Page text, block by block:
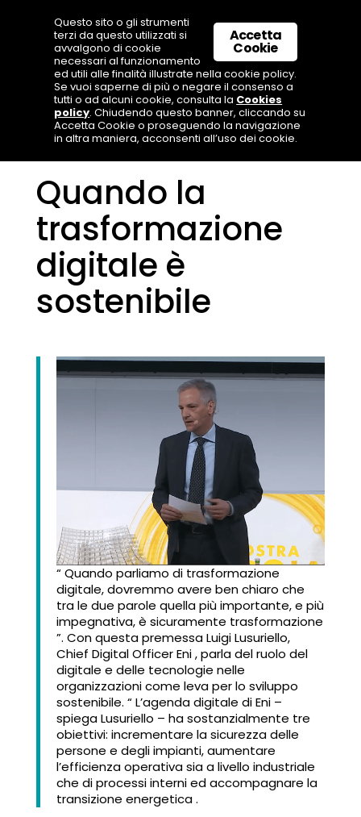
Quando la
trasformazione
digitale è
sostenibile
“ Quando parliamo di trasformazione
digitale, dovremmo avere ben chiaro che
tra le due parole quella più importante, e più
impegnativa, è sicuramente trasformazione
”. Con questa premessa Luigi Lusuriello,
Chief Digital Officer Eni , parla del ruolo del
digitale e delle tecnologie nelle
organizzazioni come leva per lo sviluppo
sostenibile. “ L’agenda digitale di Eni –
spiega Lusuriello – ha sostanzialmente tre
obiettivi: incrementare la sicurezza delle
persone e degli impianti, aumentare
l’efficienza operativa sia a livello industriale
che di processi interni ed accompagnare la
transizione energetica .
Accetta
Cookie
Questo sito o gli strumenti
terzi da questo utilizzati si
avvalgono di cookie
necessari al funzionamento
ed utili alle finalità illustrate nella cookie policy.
Se vuoi saperne di più o negare il consenso a
tutti o ad alcuni cookie, consulta la Cookies
policy. Chiudendo questo banner, cliccando su
Accetta Cookie o proseguendo la navigazione
in altra maniera, acconsenti all’uso dei cookie.